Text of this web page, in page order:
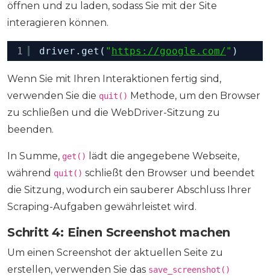
öffnen und zu laden, sodass Sie mit der Site
interagieren können.
1 driver.get( " https://google.com/" )
Wenn Sie mit Ihren Interaktionen fertig sind,
verwenden Sie die quit() Methode, um den Browser
zu schließen und die WebDriver-Sitzung zu
beenden.
In Summe, get()
lädt die angegebene Webseite,
während quit() schließt den Browser und beendet
die Sitzung, wodurch ein sauberer Abschluss Ihrer
Scraping-Aufgaben gewährleistet wird.
Schritt 4: Einen Screenshot machen
Um einen Screenshot der aktuellen Seite zu
erstellen, verwenden Sie das save_screenshot()